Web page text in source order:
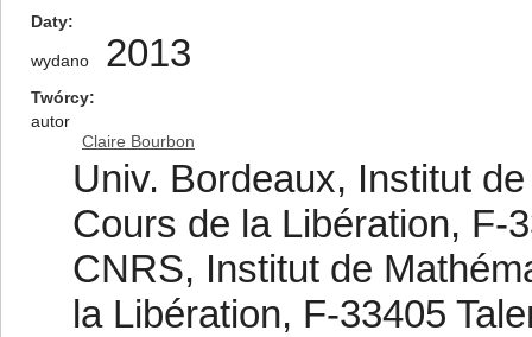
Daty
wydano 2013
Twórcy
autor
Claire Bourbon
Univ. Bordeaux, Institut
Cours de la Libération, F-
CNRS, Institut de
la Libération, F-33405